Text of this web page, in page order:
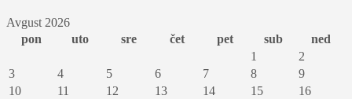
Avgust 2026
pon
uto sre čet pet sub
ned
1
2
3
4 5 6 7 8
9
10
11 12 13 14 15
16